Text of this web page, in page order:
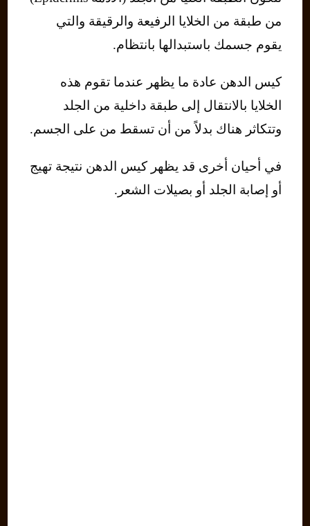
من طبقة من الخلايا الرفيعة والرقيقة والتي
يقوم جسمك باستبدالها بانتظام.
كيس الدهن عادة ما يظهر عندما تقوم هذه
الخلايا بالانتقال إلى طبقة داخلية من الجلد
وتتكاثر هناك بدلاً من أن تسقط من على الجسم.
في أحيان أخرى قد يظهر كيس الدهن نتيجة تهيج
أو إصابة الجلد أو بصيلات الشعر.